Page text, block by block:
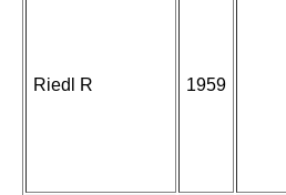
Riedl R 1959